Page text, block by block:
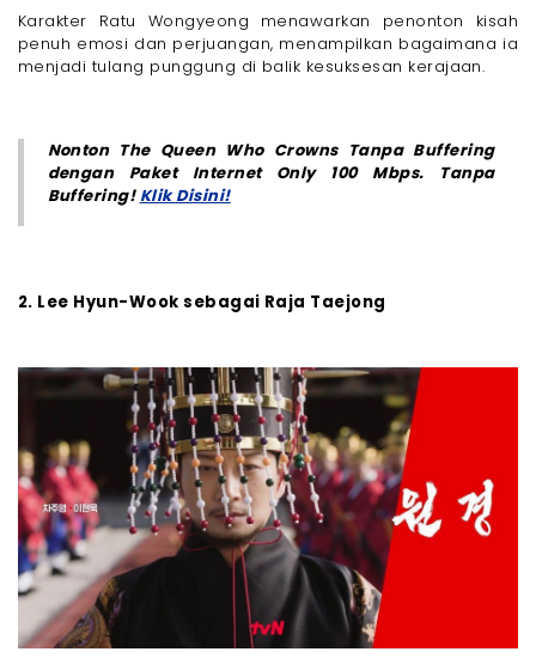
Karakter Ratu Wongyeong menawarkan penonton kisah
penuh emosi dan perjuangan, menampilkan bagaimana ia
menjadi tulang punggung di balik kesuksesan kerajaan.
Nonton The Queen Who Crowns Tanpa Buffering
dengan Paket Internet Only 100 Mbps. Tanpa
Buffering! Klik Disini!
2. Lee Hyun-Wook sebagai Raja Taejong